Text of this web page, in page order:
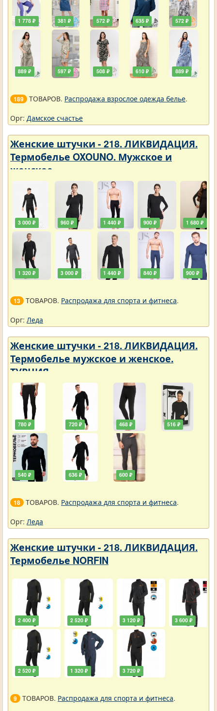
1 778 ₽
889 ₽
381 ₽
597 ₽
572 ₽
508 ₽
635 ₽
610 ₽
572 ₽
889 ₽
189 ТОВАРОВ. Распродажа взрослое одежда белье.
Орг: Дамское счастье
Женские штучки - 218. ЛИКВИДАЦИЯ.
Термобелье OXOUNO. Мужское и
женское
3 000 ₽
1 320 ₽
960 ₽
3 000 ₽
1 440 ₽
1 440 ₽
900 ₽
840 ₽
1 680 ₽
900 ₽
13 ТОВАРОВ. Распродажа для спорта и фитнеса.
Орг: Леда
Женские штучки - 218. ЛИКВИДАЦИЯ.
Термобелье мужское и женское.
ТУРЦИЯ
780 ₽
540 ₽
720 ₽
636 ₽
468 ₽
600 ₽
516 ₽
18 ТОВАРОВ. Распродажа для спорта и фитнеса.
Орг: Леда
Женские штучки - 218. ЛИКВИДАЦИЯ.
Термобелье NORFIN
2 400 ₽
2 520 ₽
2 520 ₽
1 320 ₽
3 120 ₽
3 720 ₽
3 600 ₽
9 ТОВАРОВ. Распродажа для спорта и фитнеса.